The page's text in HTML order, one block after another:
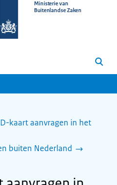
Ministerie van
Buitenlandse Zaken
Zoeken
kaart aanvragen in het
buiten Nederland